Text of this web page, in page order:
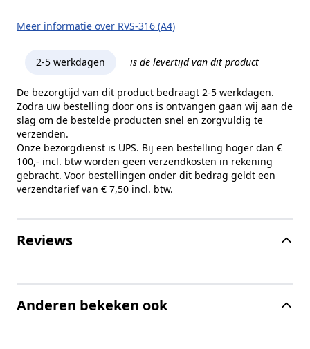
Meer informatie over RVS-316 (A4)
2-5 werkdagen is de levertijd van dit product
De bezorgtijd van dit product bedraagt 2-5 werkdagen.
Zodra uw bestelling door ons is ontvangen gaan wij aan de
slag om de bestelde producten snel en zorgvuldig te
verzenden.
Onze bezorgdienst is UPS. Bij een bestelling hoger dan €
100,- incl. btw worden geen verzendkosten in rekening
gebracht. Voor bestellingen onder dit bedrag geldt een
verzendtarief van € 7,50 incl. btw.
Reviews
Anderen bekeken ook